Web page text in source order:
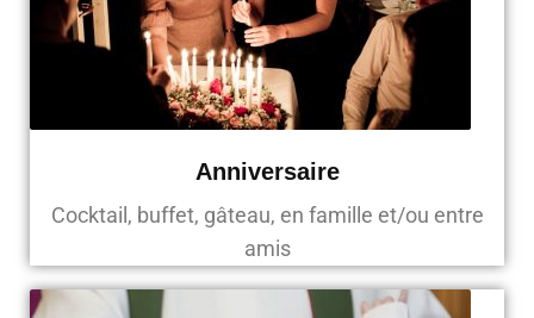
Anniversaire
Cocktail, buffet, gâteau, en famille et/ou entre
amis